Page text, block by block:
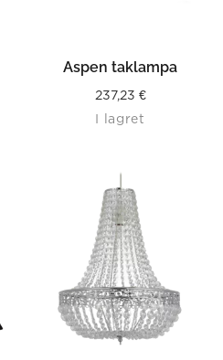
Aspen taklampa
237,23 €
I lagret